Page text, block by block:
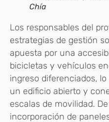
Chía
Los responsables del
estrategias de gestión
apuesta por una
bicicletas y vehículos
ingreso diferenciados,
un edificio abierto y
escalas de movilidad.
incorporación de